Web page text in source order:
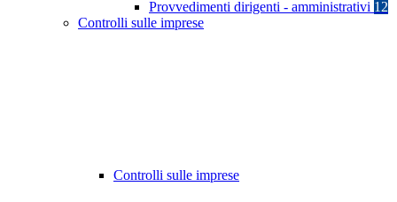
Provvedimenti dirigenti - amministrativi 12
Controlli sulle imprese
Controlli sulle imprese